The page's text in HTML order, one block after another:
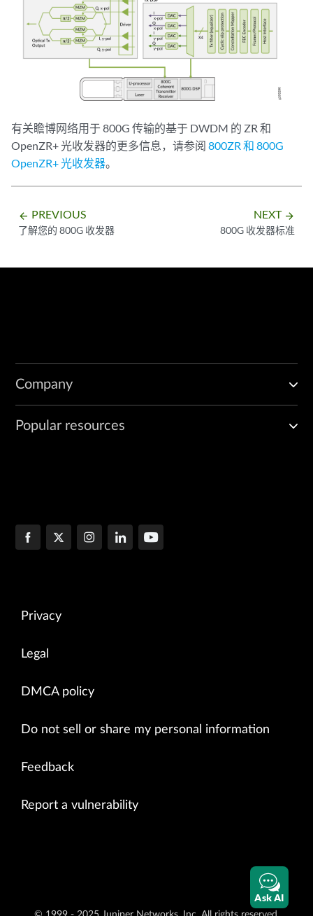
有关瞻博网络用于 800G 传输的基于 DWDM 的 ZR 和
OpenZR+ 光收发器的更多信息，请参阅 800ZR 和 800G
OpenZR+ 光收发器。
arrow_backward PREVIOUS
了解您的 800G 收发器
NEXT arrow_forward
800G 收发器标准
Company
Popular resources
Privacy
Legal
DMCA policy
Do not sell or share my personal information
Feedback
Report a vulnerability
Ask AI